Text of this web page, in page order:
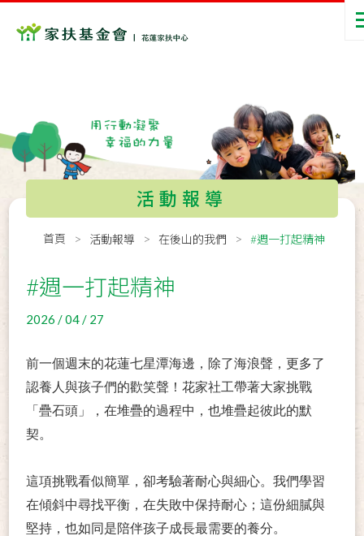
活動報導
首頁 活動報導 在後山的我們 #週一打起精神
#週一打起精神
2026 / 04 / 27
前一個週末的花蓮七星潭海邊，除了海浪聲，更多了
認養人與孩子們的歡笑聲！花家社工帶著大家挑戰
「疊石頭」，在堆疊的過程中，也堆疊起彼此的默
契。
這項挑戰看似簡單，卻考驗著耐心與細心。我們學習
在傾斜中尋找平衡，在失敗中保持耐心；這份細膩與
堅持，也如同是陪伴孩子成長最需要的養分。